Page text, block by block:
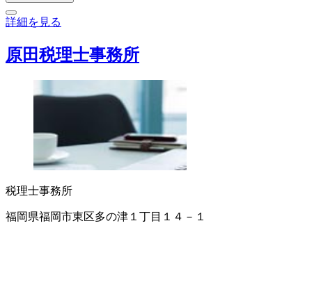
詳細を見る
原田税理士事務所
税理士事務所
福岡県福岡市東区多の津１丁目１４－１